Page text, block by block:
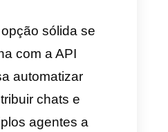
avançadas
o plano
não é intuitiva, é